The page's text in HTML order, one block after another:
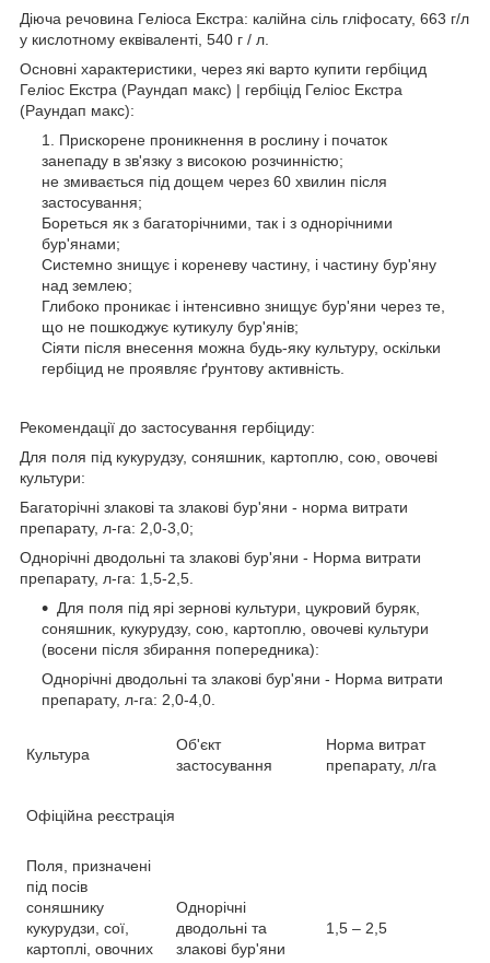
Діюча речовина Геліоса Екстра: калійна сіль гліфосату, 663 г/л
у кислотному еквіваленті, 540 г / л.
Основні характеристики, через які варто купити гербіцид
Геліос Екстра (Раундап макс) | гербіцід Геліос Екстра
(Раундап макс):
Прискорене проникнення в рослину і початок
занепаду в зв'язку з високою розчинністю;
не змивається під дощем через 60 хвилин після
застосування;
Бореться як з багаторічними, так і з однорічними
бур'янами;
Системно знищує і кореневу частину, і частину бур'яну
над землею;
Глибоко проникає і інтенсивно знищує бур'яни через те,
що не пошкоджує кутикулу бур'янів;
Сіяти після внесення можна будь-яку культуру, оскільки
гербіцид не проявляє ґрунтову активність.
Рекомендації до застосування гербіциду:
Для поля під кукурудзу, соняшник, картоплю, сою, овочеві
культури:
Багаторічні злакові та злакові бур'яни - норма витрати
препарату, л-га: 2,0-3,0;
Однорічні дводольні та злакові бур'яни - Норма витрати
препарату, л-га: 1,5-2,5.
Для поля під ярі зернові культури, цукровий буряк,
соняшник, кукурудзу, сою, картоплю, овочеві культури
(восени після збирання попередника):
Однорічні дводольні та злакові бур'яни - Норма витрати
препарату, л-га: 2,0-4,0.
Культура
Об'єкт
застосування
Норма витрат
препарату, л/га
Офіційна реєстрація
Поля, призначені
під посів
соняшнику
кукурудзи, сої,
картоплі, овочних
Однорічні
дводольні та
злакові бур'яни
1,5 – 2,5